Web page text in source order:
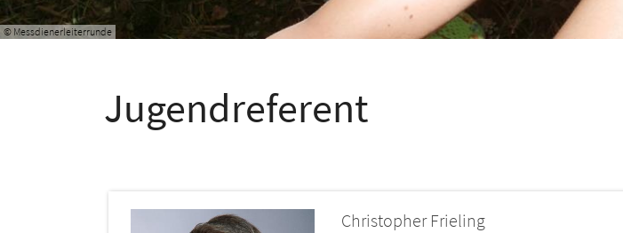
© Messdienerleiterrunde
Jugendreferent
ChristopherFrieling